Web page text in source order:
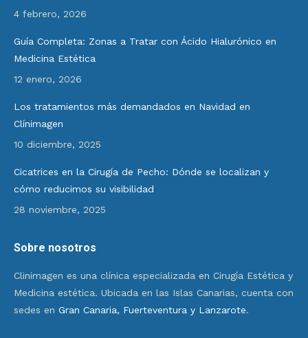
4 febrero, 2026
Guía Completa: Zonas a Tratar con Ácido Hialurónico en
Medicina Estética
12 enero, 2026
Los tratamientos más demandados en Navidad en
Clínimagen
10 diciembre, 2025
Cicatrices en la Cirugía de Pecho: Dónde se localizan y
cómo reducimos su visibilidad
28 noviembre, 2025
Sobre nosotros
Clinimagen es una clínica especializada en Cirugía Estética y
Medicina estética. Ubicada en las Islas Canarias, cuenta con
sedes en Gran Canaria, Fuerteventura y Lanzarote.